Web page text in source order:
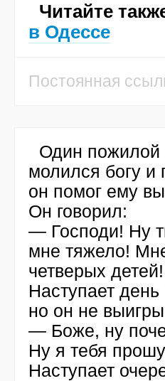
Читайте
в Одессе
Постоянная
Один пожилой
молился богу и
он помог ему
Он говорил:
— Господи! Ну
мне тяжело!
четверых
Наступает
но он не
— Боже, ну
Ну я тебя
Наступает